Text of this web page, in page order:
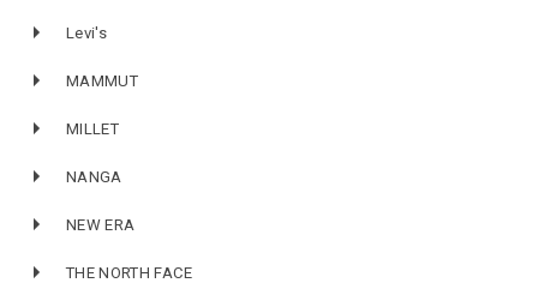
Levi's
MAMMUT
MILLET
NANGA
NEW ERA
THE NORTH FACE